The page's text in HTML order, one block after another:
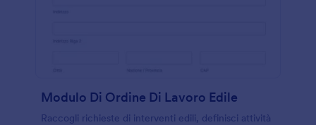
Modulo Di Ordine Di Lavoro Edile
Raccogli richieste di interventi edili, definisci attività